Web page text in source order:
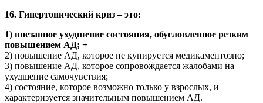
16. Гипертонический криз – это:
1) внезапное ухудшение состояния, обусловленное резким
повышением АД; +
2) повышение АД, которое не купируется медикаментозно;
3) повышение АД, которое сопровождается жалобами на
ухудшение самочувствия;
4) состояние, которое возможно только у взрослых, и
характеризуется значительным повышением АД.